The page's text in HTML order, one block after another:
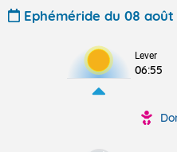
Ephéméride du 08
Lever
06:55